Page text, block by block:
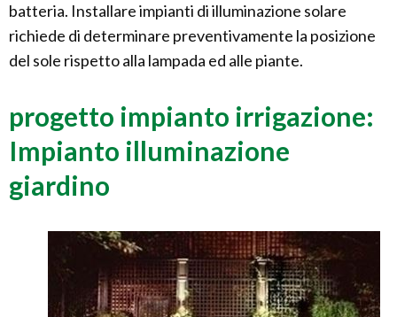
batteria. Installare impianti di illuminazione solare
richiede di determinare preventivamente la posizione
del sole rispetto alla lampada ed alle piante.
progetto impianto irrigazione:
Impianto illuminazione
giardino